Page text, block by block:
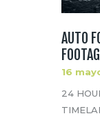
AUTO
16
24